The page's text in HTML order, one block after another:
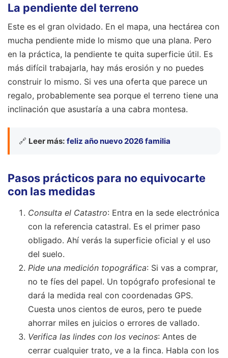
La pendiente del terreno
Este es el gran olvidado. En el mapa, una hectárea con
mucha pendiente mide lo mismo que una plana. Pero
en la práctica, la pendiente te quita superficie útil. Es
más difícil trabajarla, hay más erosión y no puedes
construir lo mismo. Si ves una oferta que parece un
regalo, probablemente sea porque el terreno tiene una
inclinación que asustaría a una cabra montesa.
🔗 Leer más: feliz año nuevo 2026 familia
Pasos prácticos para no equivocarte
con las medidas
Consulta el Catastro: Entra en la sede electrónica
con la referencia catastral. Es el primer paso
obligado. Ahí verás la superficie oficial y el uso
del suelo.
Pide una medición topográfica: Si vas a comprar,
no te fíes del papel. Un topógrafo profesional te
dará la medida real con coordenadas GPS.
Cuesta unos cientos de euros, pero te puede
ahorrar miles en juicios o errores de vallado.
Verifica las lindes con los vecinos: Antes de
cerrar cualquier trato, ve a la finca. Habla con los